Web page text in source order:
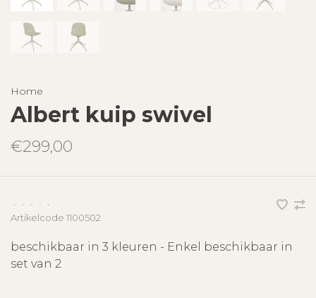
Home
Albert kuip swivel
€299,00
• • • •
•
Artikelcode 1100502
beschikbaar in 3 kleuren - Enkel beschikbaar in
set van 2